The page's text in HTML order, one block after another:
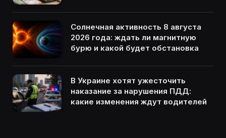
Солнечная активность 8 августа
2026 года: ждать ли магнитную
бурю и какой будет обстановка
В Украине хотят ужесточить
наказание за нарушения ПДД:
какие изменения ждут водителей